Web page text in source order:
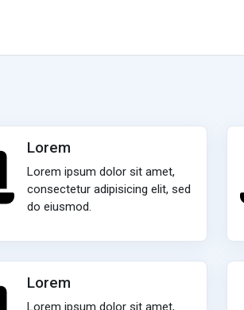
Lorem
Lorem ipsum dolor sit amet,
consectetur adipisicing elit, sed
do eiusmod.
Lorem
Lorem ipsum dolor sit amet,